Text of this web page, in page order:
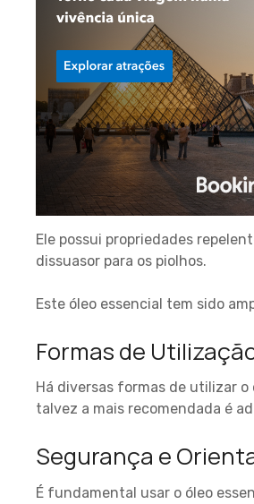
Ele possui propriedades
dissuasor para os piolhos.
Este óleo essencial tem sido
Formas de
Há diversas formas de utilizar o
talvez a mais recomendada é
Segurança e
É fundamental usar o óleo